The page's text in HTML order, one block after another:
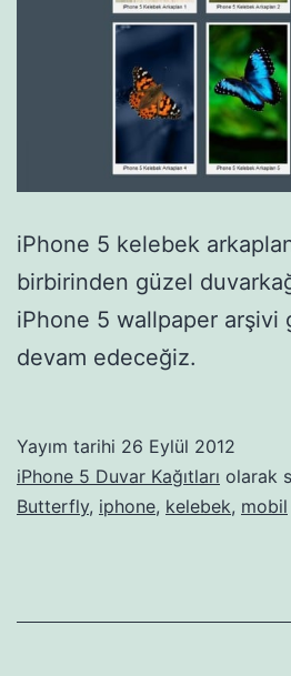
iPhone 5 kelebek
birbirinden güzel
iPhone 5 wallpaper arşivi
devam edeceğiz.
Yayım tarihi 26 Eylül 2012
iPhone 5 Duvar Kağıtları olarak
Butterfly, iphone, kelebek, mobil